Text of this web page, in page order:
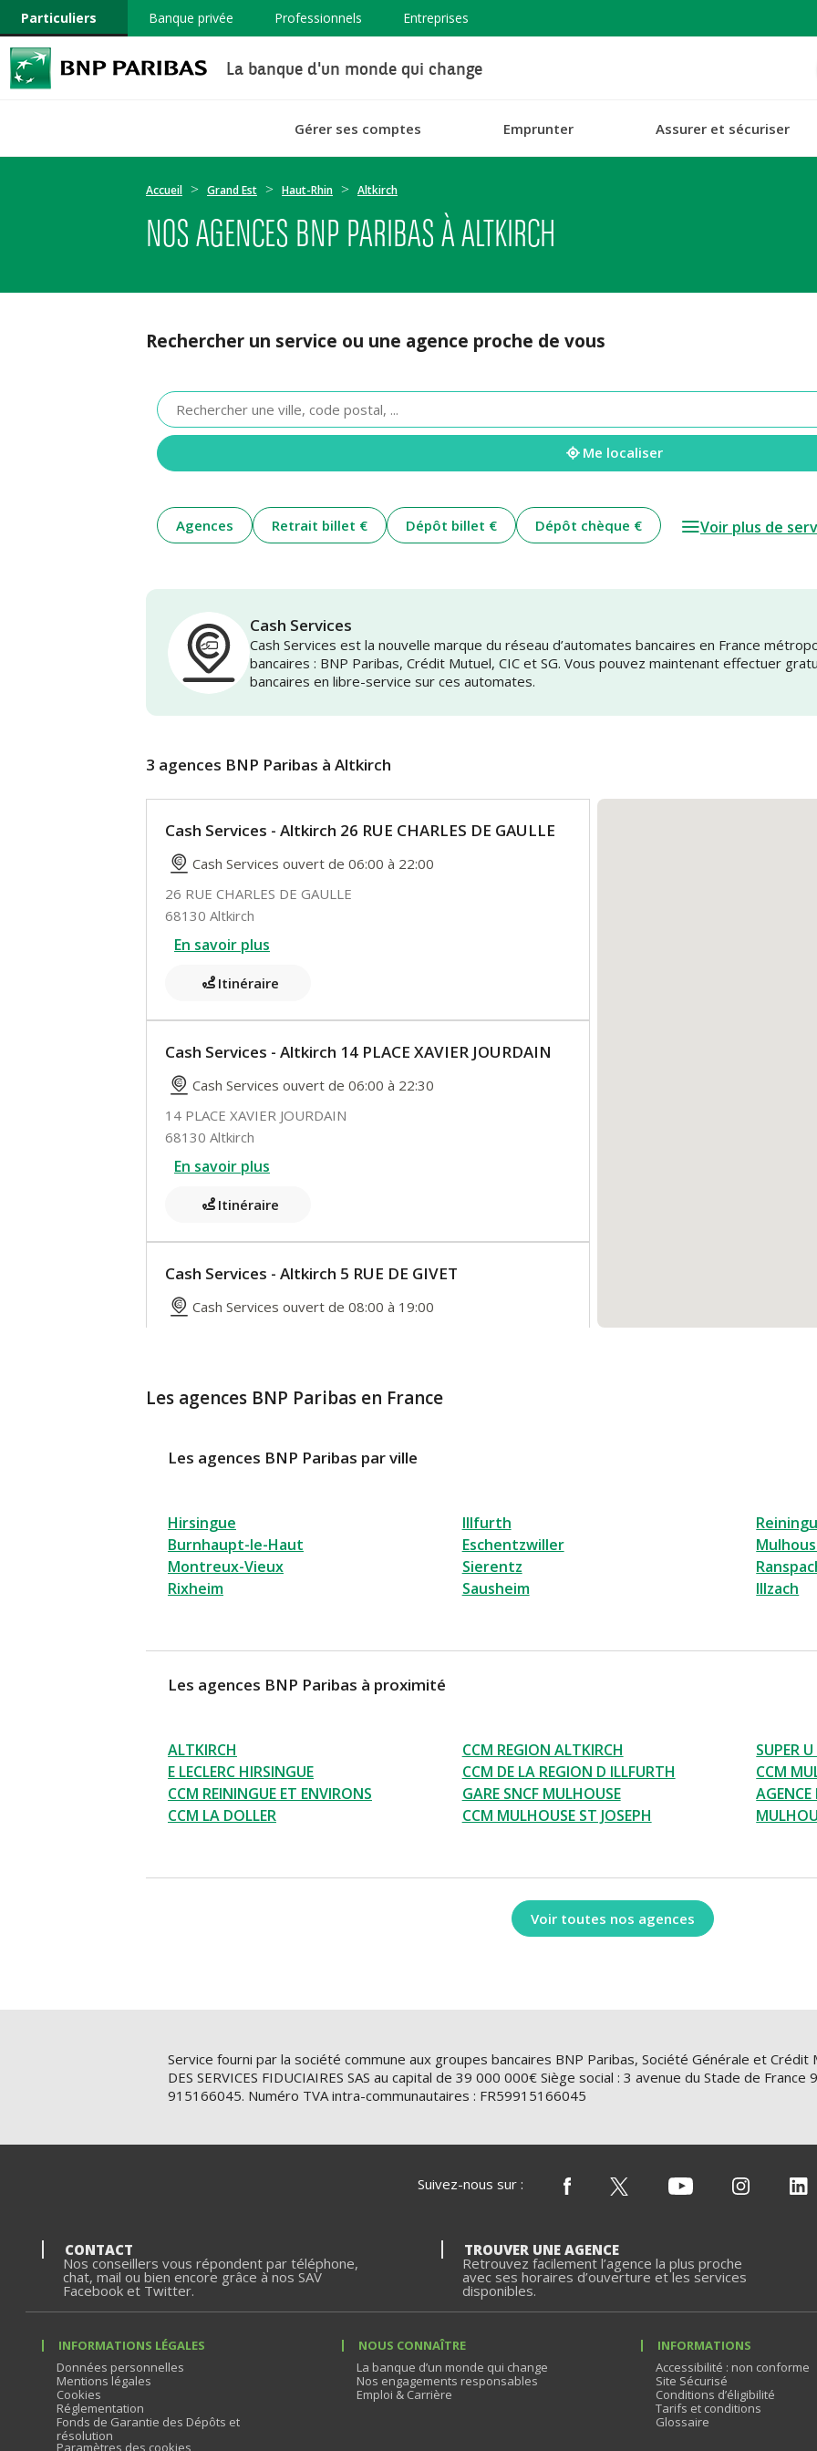
Particuliers Banque privée Professionnels Entreprises
La banque d'un monde qui change
Gérer ses comptes Emprunter Assurer et sécuriser
Accueil Grand Est Haut-Rhin Altkirch
NOS AGENCES BNP PARIBAS À ALTKIRCH
Rechercher un service ou une agence proche de vous
Veuillez
renseigner
une
adresse
Me localiser
Agences Retrait billet € Dépôt billet € Dépôt chèque € Voir plus de
Cash Services
Cash Services est la nouvelle marque du réseau d’automates bancaires en France
bancaires : BNP Paribas, Crédit Mutuel, CIC et SG. Vous pouvez maintenant effectuer
bancaires en libre-service sur ces automates.
3 agences BNP Paribas à Altkirch
Cash Services - Altkirch 26 RUE CHARLES DE GAULLE
Cash Services ouvert de 06:00 à 22:00
26 RUE CHARLES DE GAULLE
68130 Altkirch
En savoir plus
Itinéraire
Cash Services - Altkirch 14 PLACE XAVIER JOURDAIN
Cash Services ouvert de 06:00 à 22:30
14 PLACE XAVIER JOURDAIN
68130 Altkirch
En savoir plus
Itinéraire
Cash Services - Altkirch 5 RUE DE GIVET
Cash Services ouvert de 08:00 à 19:00
En savoir plus
Les agences BNP Paribas en France
Les agences BNP Paribas par ville
Hirsingue Illfurth
Burnhaupt-le-Haut
Eschentzwiller
Montreux-Vieux
Sierentz
Rixheim
Sausheim Illzach
Les agences BNP Paribas à proximité
ALTKIRCH CCM REGION ALTKIRCH
SUPER
E LECLERC HIRSINGUE
CCM DE LA REGION D ILLFURTH
CCM
CCM REININGUE ET ENVIRONS
GARE SNCF MULHOUSE
CCM LA DOLLER
CCM MULHOUSE ST JOSEPH
Voir toutes nos agences
Service fourni par la société commune aux groupes bancaires BNP Paribas, Société Générale et Crédit
DES SERVICES FIDUCIAIRES SAS au capital de 39 000 000€ Siège social : 3 avenue du Stade de France
915166045. Numéro TVA intra-communautaires : FR59915166045
Suivez-nous sur :
CONTACT
Nos conseillers vous répondent par téléphone,
chat, mail ou bien encore grâce à nos SAV
Facebook et Twitter.
TROUVER UNE AGENCE
Retrouvez facilement l’agence la plus proche
avec ses horaires d’ouverture et les services
disponibles.
INFORMATIONS LÉGALES
Données personnelles
Mentions légales
Cookies
Réglementation
Fonds de Garantie des Dépôts et
résolution
Paramètres des cookies
NOUS CONNAÎTRE
La banque d’un monde qui change
Nos engagements responsables
Emploi & Carrière
INFORMATIONS
Accessibilité : non conforme
Site Sécurisé
Conditions d’éligibilité
Tarifs et conditions
Glossaire